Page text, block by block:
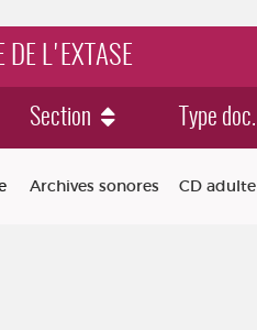
DE L'EXTASE
Section Type doc.
Archives sonores CD adulte